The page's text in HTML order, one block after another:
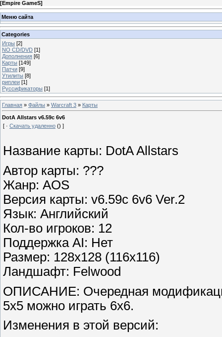
[Empire GameS]
Меню сайта
Categories
Игры [2]
NO CD/DVD [1]
Дополнения [6]
Карты [149]
Патчи [9]
Утилиты [8]
риплеи [1]
Руссификаторы [1]
Главная » Файлы » Warcraft 3 » Карты
DotA Allstars v6.59c 6v6
[ · Скачать удаленно () ]
Название карты: DotA Allstars
Автор карты: ???
Жанр: AOS
Версия карты: v6.59c 6v6 Ver.2
Язык: Английский
Кол-во игроков: 12
Поддержка AI: Нет
Размер: 128x128 (116x116)
Ландшафт: Felwood
ОПИСАНИЕ: Очередная
5x5 можно играть 6x6.
Изменения в этой версий: